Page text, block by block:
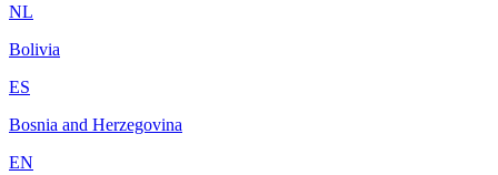
NL
Bolivia
ES
Bosnia and Herzegovina
EN